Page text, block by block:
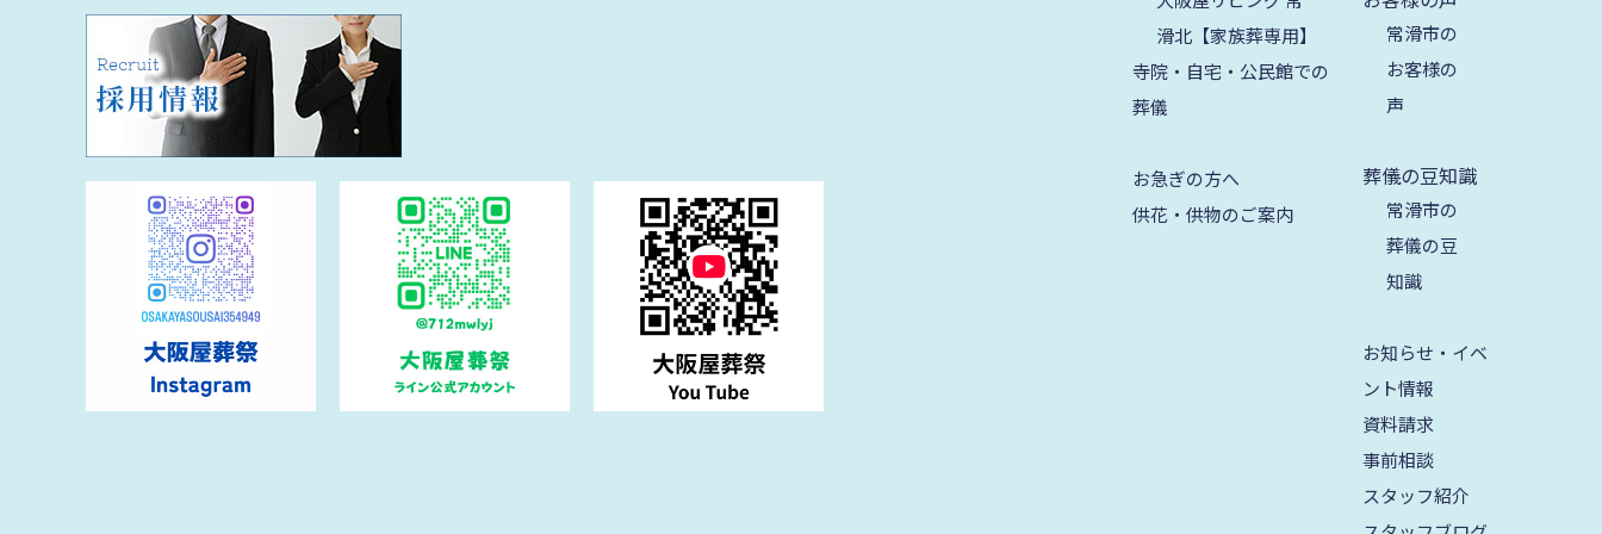
2023年8月
2023年5月
2023年4月
滑北【家族葬専用】
寺院・自宅・公民館での
葬儀
お急ぎの方へ
供花・供物のご案内
常滑市の
お客様の
声
葬儀の豆知識
常滑市の
葬儀の豆
知識
お知らせ・イベ
ント情報
資料請求
事前相談
スタッフ紹介